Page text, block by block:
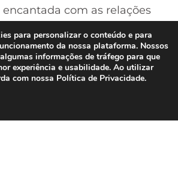
com as relações
notícia da sua morte e
inconformidade do meu
Herz com a perda do seu
de lutas e ideais.
para personalizar o conteúdo e para
da nossa plataforma. Nossos
informações de tráfego para que
experiência e usabilidade. Ao utilizar
com nossa Política de Privacidade.